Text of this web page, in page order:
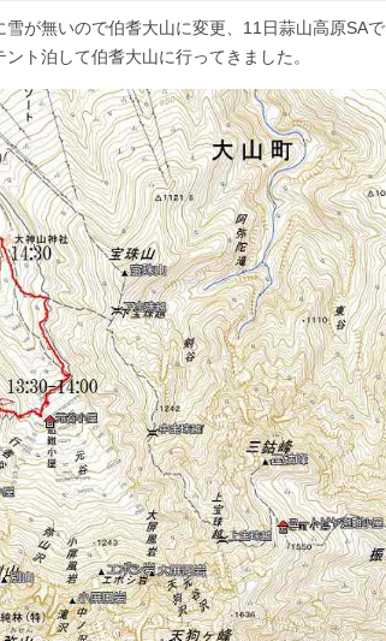
が無いので伯耆大山に変更、11日蒜山高原SAで
ト泊して伯耆大山に行ってきました。